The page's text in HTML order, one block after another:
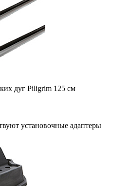
дуг Piligrim 125 см
установочные адаптеры